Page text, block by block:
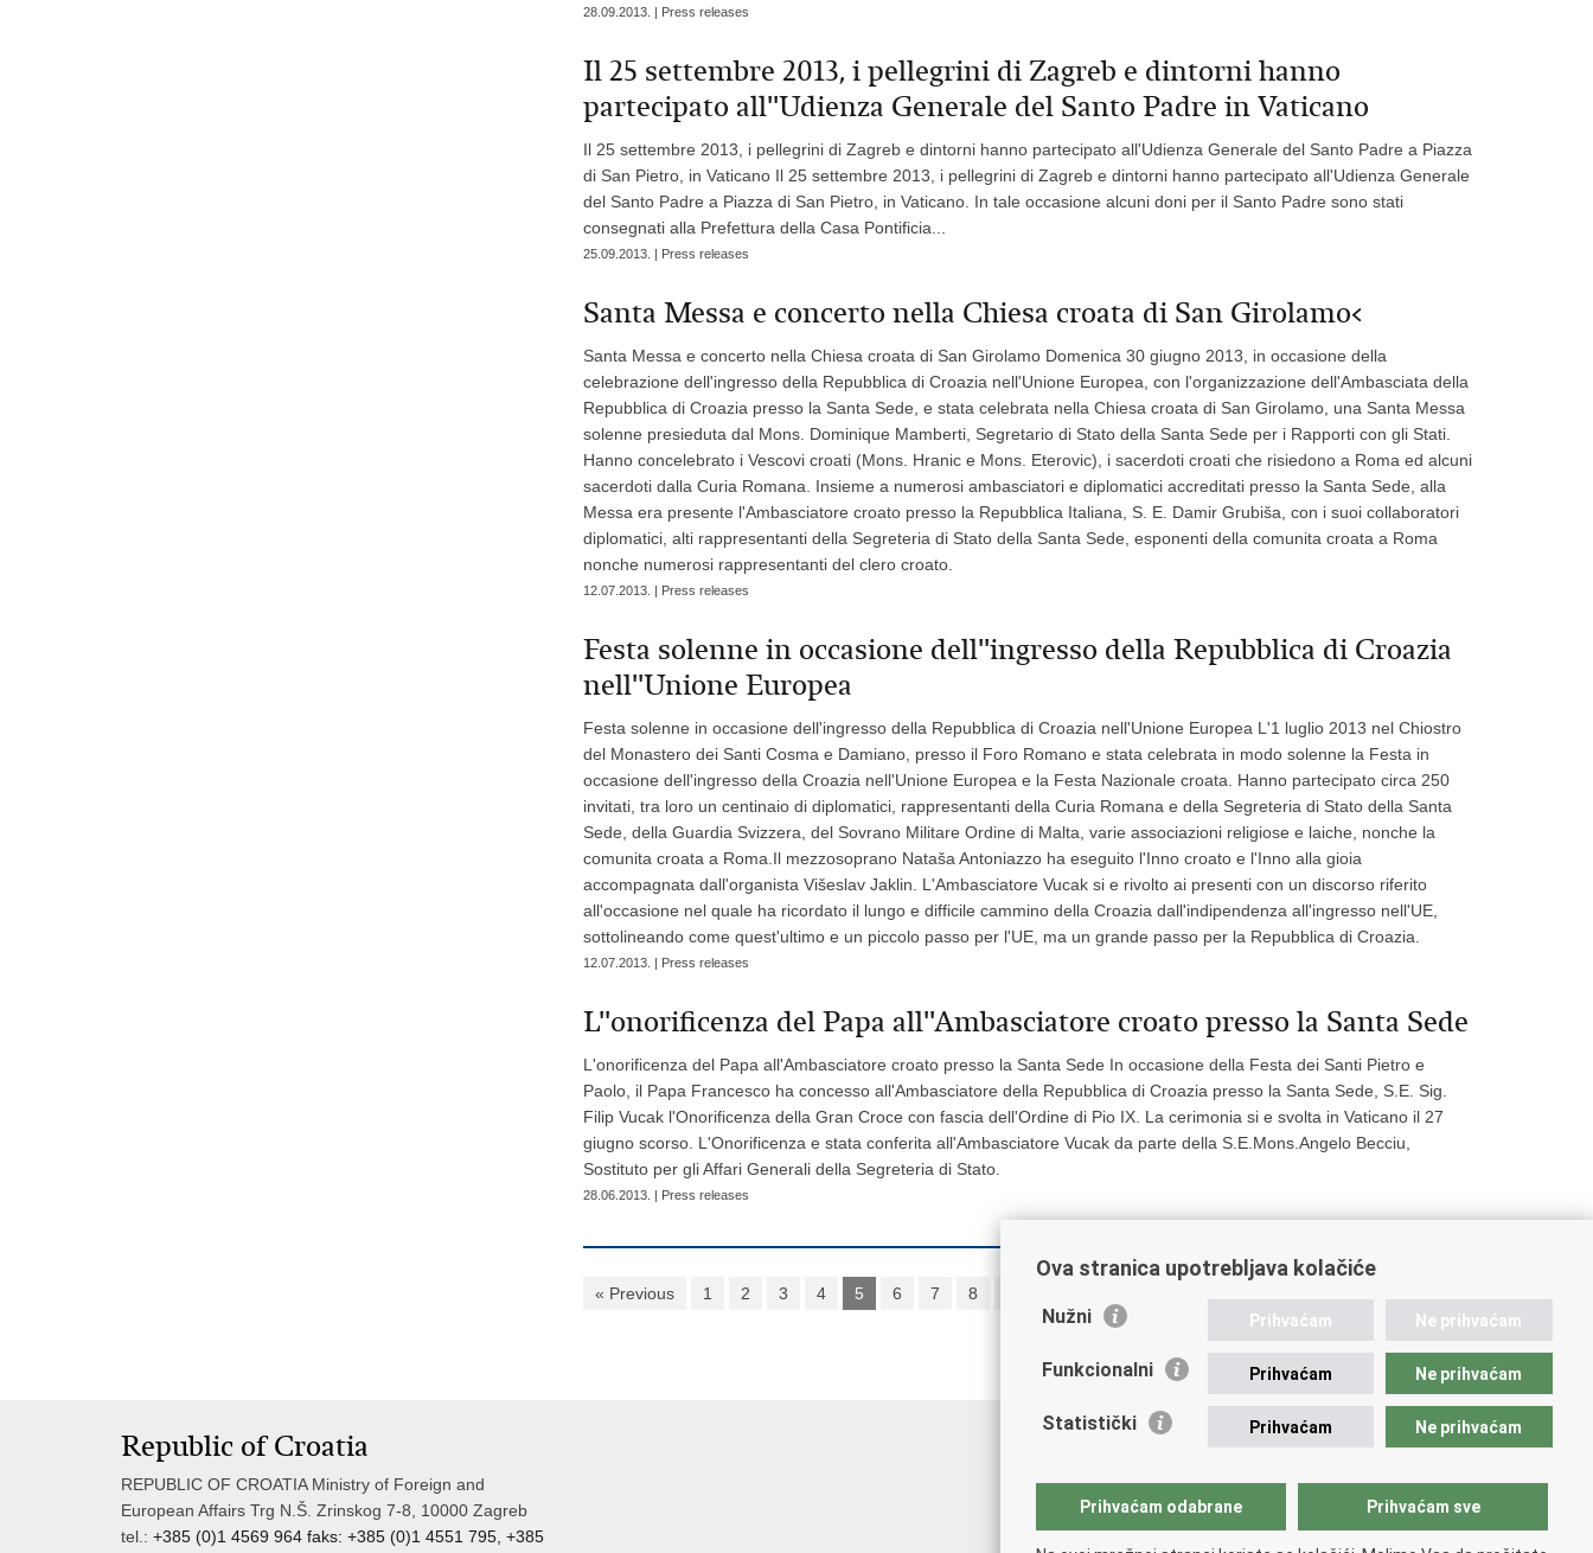
28.09.2013. | Press releases
Il 25 settembre 2013, i pellegrini di Zagreb e dintorni hanno
partecipato all''Udienza Generale del Santo Padre in Vaticano
Il 25 settembre 2013, i pellegrini di Zagreb e dintorni hanno partecipato all'Udienza Generale del Santo Padre a Piazza
di San Pietro, in Vaticano Il 25 settembre 2013, i pellegrini di Zagreb e dintorni hanno partecipato all'Udienza Generale
del Santo Padre a Piazza di San Pietro, in Vaticano. In tale occasione alcuni doni per il Santo Padre sono stati
consegnati alla Prefettura della Casa Pontificia...
25.09.2013. | Press releases
Santa Messa e concerto nella Chiesa croata di San Girolamo<
Santa Messa e concerto nella Chiesa croata di San Girolamo Domenica 30 giugno 2013, in occasione della
celebrazione dell'ingresso della Repubblica di Croazia nell'Unione Europea, con l'organizzazione dell'Ambasciata della
Repubblica di Croazia presso la Santa Sede, e stata celebrata nella Chiesa croata di San Girolamo, una Santa Messa
solenne presieduta dal Mons. Dominique Mamberti, Segretario di Stato della Santa Sede per i Rapporti con gli Stati.
Hanno concelebrato i Vescovi croati (Mons. Hranic e Mons. Eterovic), i sacerdoti croati che risiedono a Roma ed alcuni
sacerdoti dalla Curia Romana. Insieme a numerosi ambasciatori e diplomatici accreditati presso la Santa Sede, alla
Messa era presente l'Ambasciatore croato presso la Repubblica Italiana, S. E. Damir Grubiša, con i suoi collaboratori
diplomatici, alti rappresentanti della Segreteria di Stato della Santa Sede, esponenti della comunita croata a Roma
nonche numerosi rappresentanti del clero croato.
12.07.2013. | Press releases
Festa solenne in occasione dell''ingresso della Repubblica di Croazia
nell''Unione Europea
Festa solenne in occasione dell'ingresso della Repubblica di Croazia nell'Unione Europea L'1 luglio 2013 nel Chiostro
del Monastero dei Santi Cosma e Damiano, presso il Foro Romano e stata celebrata in modo solenne la Festa in
occasione dell'ingresso della Croazia nell'Unione Europea e la Festa Nazionale croata. Hanno partecipato circa 250
invitati, tra loro un centinaio di diplomatici, rappresentanti della Curia Romana e della Segreteria di Stato della Santa
Sede, della Guardia Svizzera, del Sovrano Militare Ordine di Malta, varie associazioni religiose e laiche, nonche la
comunita croata a Roma.Il mezzosoprano Nataša Antoniazzo ha eseguito l'Inno croato e l'Inno alla gioia
accompagnata dall'organista Višeslav Jaklin. L'Ambasciatore Vucak si e rivolto ai presenti con un discorso riferito
all'occasione nel quale ha ricordato il lungo e difficile cammino della Croazia dall'indipendenza all'ingresso nell'UE,
sottolineando come quest'ultimo e un piccolo passo per l'UE, ma un grande passo per la Repubblica di Croazia.
12.07.2013. | Press releases
L''onorificenza del Papa all''Ambasciatore croato presso la Santa Sede
L'onorificenza del Papa all'Ambasciatore croato presso la Santa Sede In occasione della Festa dei Santi Pietro e
Paolo, il Papa Francesco ha concesso all'Ambasciatore della Repubblica di Croazia presso la Santa Sede, S.E. Sig.
Filip Vucak l'Onorificenza della Gran Croce con fascia dell'Ordine di Pio IX. La cerimonia si e svolta in Vaticano il 27
giugno scorso. L'Onorificenza e stata conferita all'Ambasciatore Vucak da parte della S.E.Mons.Angelo Becciu,
Sostituto per gli Affari Generali della Segreteria di Stato.
28.06.2013. | Press releases
« Previous 1 2 3 4 5 6 7 8
Republic of Croatia
REPUBLIC OF CROATIA Ministry of Foreign and
European Affairs Trg N.Š. Zrinskog 7-8, 10000 Zagreb
tel.: +385 (0)1 4569 964 faks: +385 (0)1 4551 795, +385
Ova stranica upotrebljava kolačiće
Nužni Prihvaćam Ne prihvaćam
Funkcionalni Prihvaćam Ne prihvaćam
Statistički Prihvaćam Ne prihvaćam
Prihvaćam odabrane Prihvaćam sve